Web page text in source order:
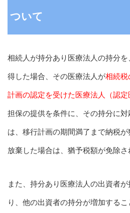
ついて
相続人が持分あり医療法人の持分
得した場合、その医療法人が相続税
計画の認定を受けた医療法人（認定
担保の提供を条件に、その持分に
は、移行計画の期間満了まで納税
放棄した場合は、猶予税額が免除さ
また、持分あり医療法人の出資者
り、他の出資者の持分が増加する